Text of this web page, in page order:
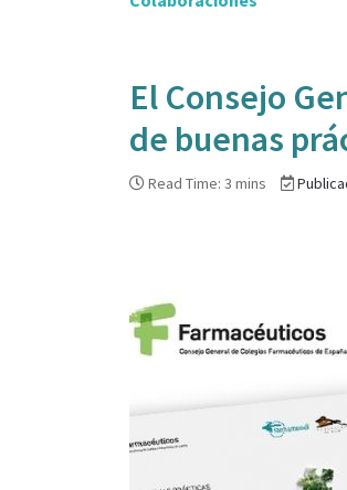
El Consejo
de buenas
Read Time: 3 mins